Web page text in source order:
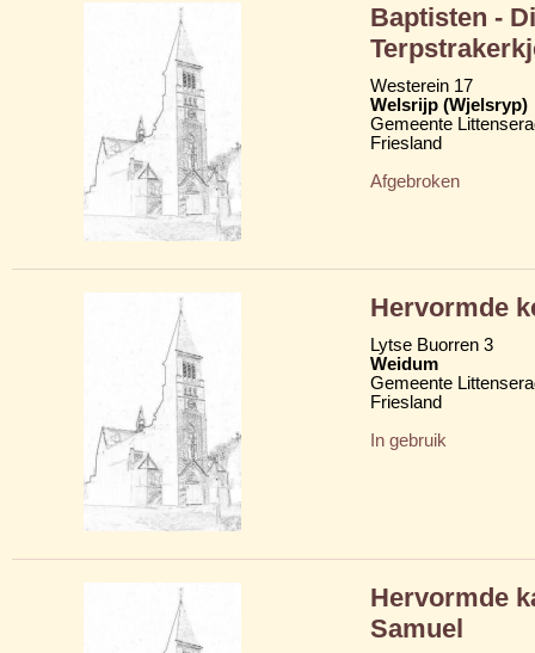
Baptisten -
Westerein 17
Welsrijp (Wjelsryp)
Gemeente
Friesland
Afgebroken
Hervormde
Lytse Buorren 3
Weidum
Gemeente
Friesland
In gebruik
Hervormde
Samuel